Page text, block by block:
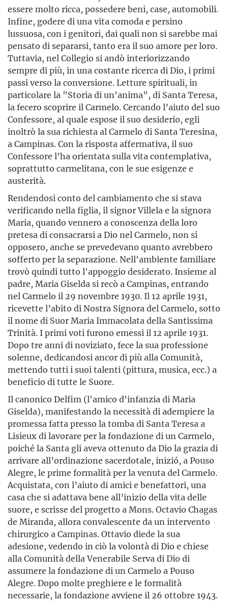
essere molto ricca, possedere beni, case, automobili.
Infine, godere di una vita comoda e persino
lussuosa, con i genitori, dai quali non si sarebbe mai
pensato di separarsi, tanto era il suo amore per loro.
Tuttavia, nel Collegio si andò interiorizzando
sempre di più, in una costante ricerca di Dio, i primi
passi verso la conversione. Letture spirituali, in
particolare la "Storia di un'anima", di Santa Teresa,
la fecero scoprire il Carmelo. Cercando l’aiuto del suo
Confessore, al quale espose il suo desiderio, egli
inoltrò la sua richiesta al Carmelo di Santa Teresina,
a Campinas. Con la risposta affermativa, il suo
Confessore l’ha orientata sulla vita contemplativa,
soprattutto carmelitana, con le sue esigenze e
austerità.
Rendendosi conto del cambiamento che si stava
verificando nella figlia, il signor Villela e la signora
Maria, quando vennero a conoscenza della loro
pretesa di consacrarsi a Dio nel Carmelo, non si
opposero, anche se prevedevano quanto avrebbero
sofferto per la separazione. Nell'ambiente familiare
trovò quindi tutto l'appoggio desiderato. Insieme al
padre, Maria Giselda si recò a Campinas, entrando
nel Carmelo il 29 novembre 1930. Il 12 aprile 1931,
ricevette l’abito di Nostra Signora del Carmelo, sotto
il nome di Suor Maria Immacolata della Santissima
Trinità. I primi voti furono emessi il 12 aprile 1931.
Dopo tre anni di noviziato, fece la sua professione
solenne, dedicandosi ancor di più alla Comunità,
mettendo tutti i suoi talenti (pittura, musica, ecc.) a
beneficio di tutte le Suore.
Il canonico Delfim (l'amico d'infanzia di Maria
Giselda), manifestando la necessità di adempiere la
promessa fatta presso la tomba di Santa Teresa a
Lisieux di lavorare per la fondazione di un Carmelo,
poiché la Santa gli aveva ottenuto da Dio la grazia di
arrivare all’ordinazione sacerdotale, inizió, a Pouso
Alegre, le prime formalità per la venuta del Carmelo.
Acquistata, con l’aiuto di amici e benefattori, una
casa che si adattava bene all’inizio della vita delle
suore, e scrisse del progetto a Mons. Octavio Chagas
de Miranda, allora convalescente da un intervento
chirurgico a Campinas. Ottavio diede la sua
adesione, vedendo in ciò la volontà di Dio e chiese
alla Comunità della Venerabile Serva di Dio di
assumere la fondazione di un Carmelo a Pouso
Alegre. Dopo molte preghiere e le formalità
necessarie, la fondazione avviene il 26 ottobre 1943.